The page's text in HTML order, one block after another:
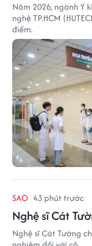
Năm 2026, ngành Y
nghệ TP.HCM
điểm.
SAO 43 phút trước
Nghệ sĩ Cát
Nghệ sĩ Cát Tường